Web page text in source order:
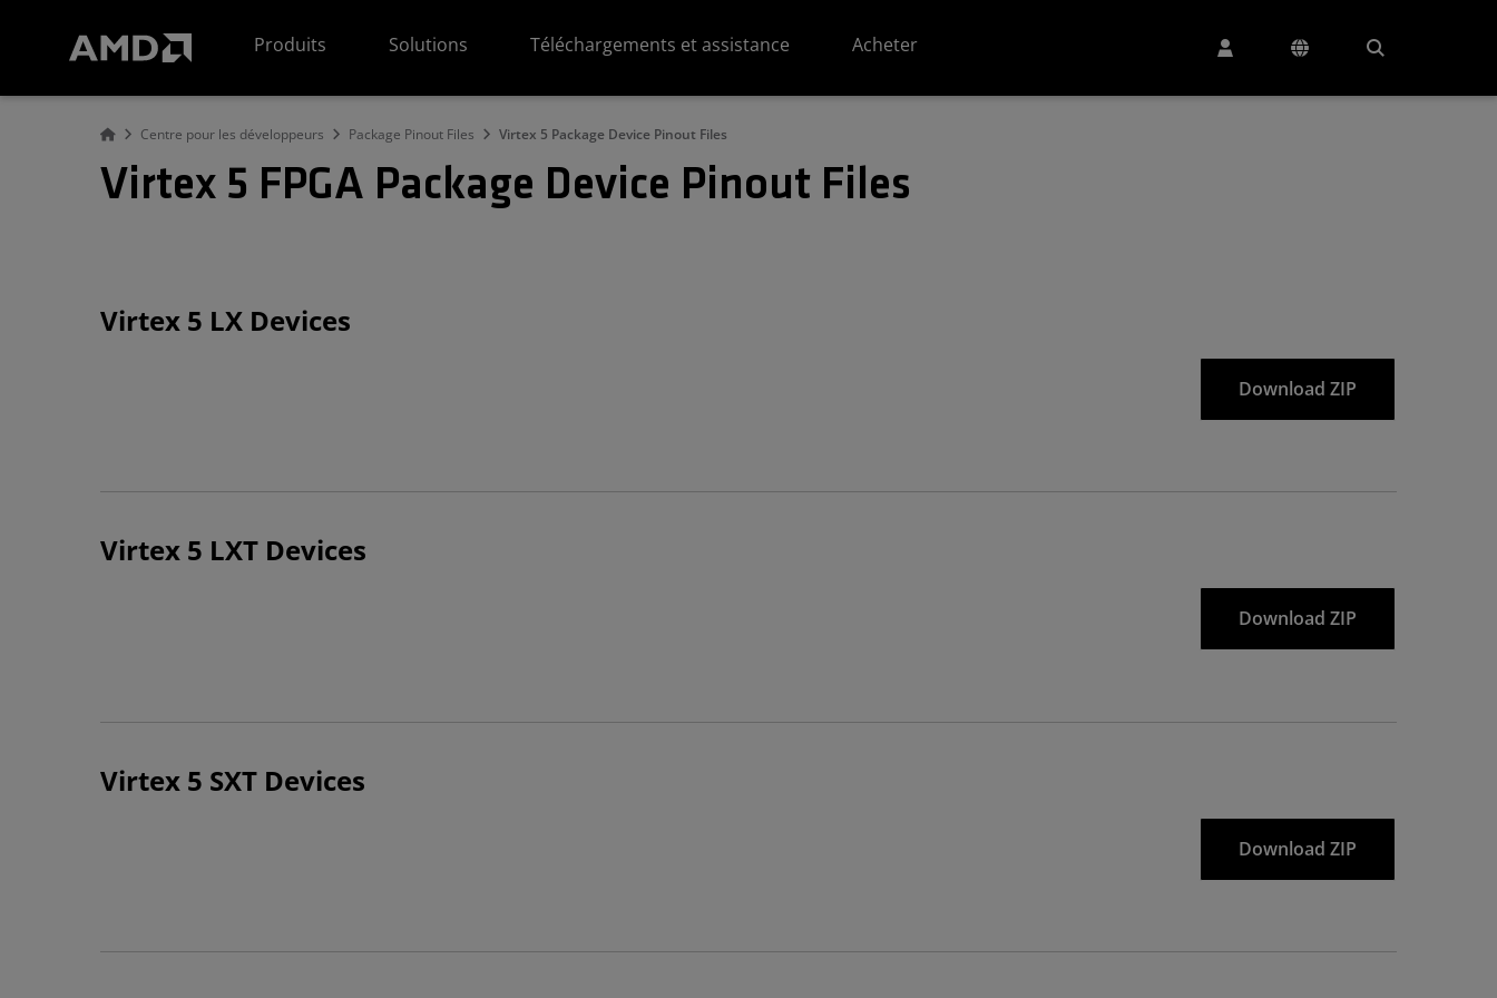
Produits
Solutions Téléchargements et assistance Acheter
Centre pour les développeurs Package Pinout Files Virtex 5 Package Device Pinout Files
Virtex 5 FPGA Package Device Pinout Files
Virtex 5 LX Devices
Download ZIP
Virtex 5 LXT Devices
Download ZIP
Virtex 5 SXT Devices
Download ZIP